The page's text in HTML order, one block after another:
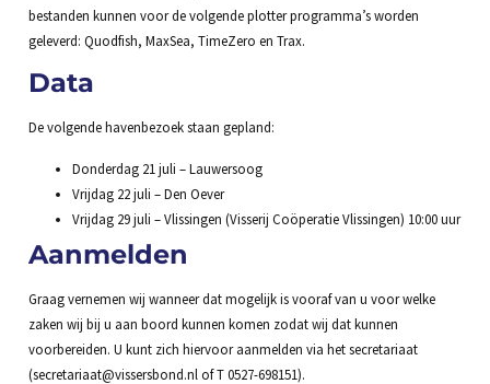
bestanden kunnen voor de volgende plotter programma’s worden
geleverd: Quodfish, MaxSea, TimeZero en Trax.
Data
De volgende havenbezoek staan gepland:
Donderdag 21 juli – Lauwersoog
Vrijdag 22 juli – Den Oever
Vrijdag 29 juli – Vlissingen (Visserij Coöperatie Vlissingen) 10:00 uur
Aanmelden
Graag vernemen wij wanneer dat mogelijk is vooraf van u voor welke
zaken wij bij u aan boord kunnen komen zodat wij dat kunnen
voorbereiden. U kunt zich hiervoor aanmelden via het secretariaat
(secretariaat@vissersbond.nl of T 0527-698151).